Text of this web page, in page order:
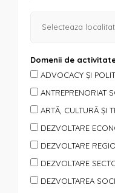
Selecteaza
Domenii de
ADVOCACY ȘI
ANTREPRENORIAT
ARTĂ, CULTURĂ ȘI
DEZVOLTARE
DEZVOLTARE
DEZVOLTARE
DEZVOLTAREA